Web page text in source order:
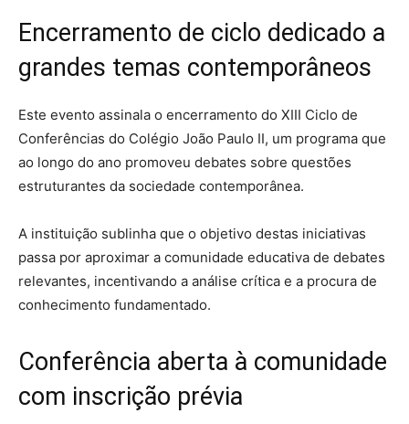
Encerramento de ciclo dedicado a
grandes temas contemporâneos
Este evento assinala o encerramento do XIII Ciclo de
Conferências do Colégio João Paulo II, um programa que
ao longo do ano promoveu debates sobre questões
estruturantes da sociedade contemporânea.
A instituição sublinha que o objetivo destas iniciativas
passa por aproximar a comunidade educativa de debates
relevantes, incentivando a análise crítica e a procura de
conhecimento fundamentado.
Conferência aberta à comunidade
com inscrição prévia